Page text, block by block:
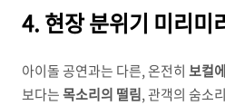
4. 현장 분위기 미리미
아이돌 공연과는 다른, 온전히 보컬
보다는목소리의 떨림, 관객의 숨소